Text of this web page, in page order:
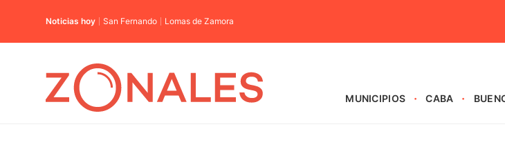
Noticias hoy San Fernando Lomas de Zamora
MUNICIPIOS CABA